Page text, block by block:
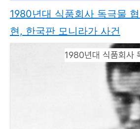
1980년대 식품회사 독극물
현, 한국판 모니라가 사건